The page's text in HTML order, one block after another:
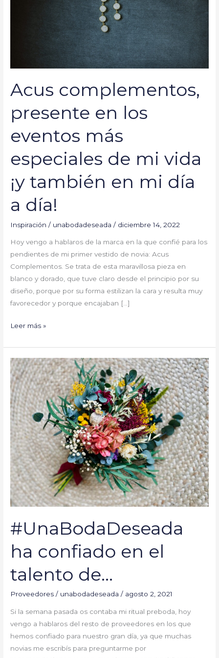
Acus complementos,
presente en los
eventos más
especiales de mi vida
¡y también en mi día
a día!
Inspiración / unabodadeseada/ diciembre 14, 2022
Hoy vengo a hablaros de la marca en la que confié para los
pendientes de mi primer vestido de novia: Acus
Complementos. Se trata de esta maravillosa pieza en
blanco y dorado, que tuve claro desde el principio por su
diseño, porque por su forma estilizan la cara y resulta muy
favorecedor y porque encajaban […]
también
mi
día
a
Leer más »
#UnaBodaDeseada
ha confiado en el
talento de…
Proveedores / unabodadeseada/ agosto 2, 2021
Si la semana pasada os contaba mi ritual preboda, hoy
vengo a hablaros del resto de proveedores en los que
hemos confiado para nuestro gran día, ya que muchas
novias me escribís para preguntarme por
#UnaBodaDeseada
ha
confiado
en
el
talento
de…